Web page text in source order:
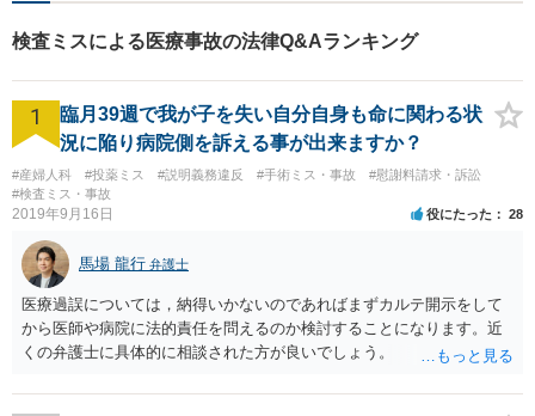
検査ミスによる医療事故の法律Q&Aランキング
1
臨月39週で我が子を失い自分自身も命に関わる状
況に陥り病院側を訴える事が出来ますか？
#産婦人科 #投薬ミス #説明義務違反 #手術ミス・事故
#慰謝料請求・訴訟
#検査ミス・事故
2019年9月16日 役にたった 28
馬場 龍行 弁護士
医療過誤については，納得いかないのであればまずカルテ開示をして
から医師や病院に法的責任を問えるのか検討することになります。近
くの弁護士に具体的に相談された方が良いでしょう。